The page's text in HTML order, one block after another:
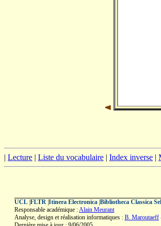
| Lecture | Liste du vocabulaire | Index inverse |
UCL FLTR Itinera Electronica Bibliotheca Classica
Responsable académique :Alain Meurant
Analyse, design et réalisation informatiques : B. Maroutaeff